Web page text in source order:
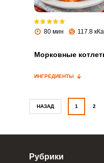
80 мин 117.8
Морковные
ИНГРЕДИЕНТЫ
НАЗАД 1 2
Рубрики